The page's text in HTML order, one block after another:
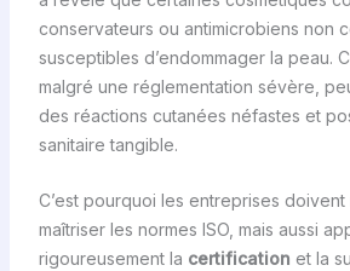
conservateurs ou antimicrobiens non
susceptibles d’endommager la peau.
malgré une réglementation sévère,
des réactions cutanées néfastes et
sanitaire tangible.
C’est pourquoi les entreprises
maîtriser les normes ISO, mais aussi
rigoureusement la certification et la